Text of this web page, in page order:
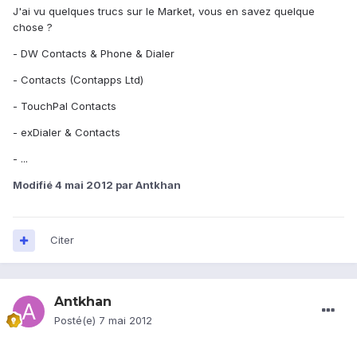
J'ai vu quelques trucs sur le Market, vous en savez quelque
chose ?
- DW Contacts & Phone & Dialer
- Contacts (Contapps Ltd)
- TouchPal Contacts
- exDialer & Contacts
- ...
Modifié4 mai 2012 par Antkhan
Citer
Antkhan
Posté(e) 7 mai 2012